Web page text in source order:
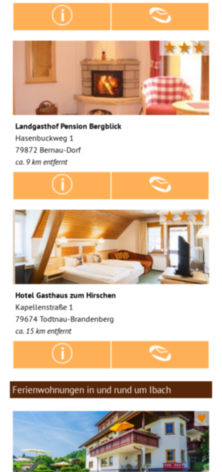
★★★
Landgasthof Pension Bergblick
Hasenbuckweg 1
79872 Bernau-Dorf
ca. 9 km entfernt
★★★
Hotel Gasthaus zum Hirschen
Kapellenstraße 1
79674 Todtnau-Brandenberg
ca. 15 km entfernt
Ferienwohnungen in und rund um Ibach
♥